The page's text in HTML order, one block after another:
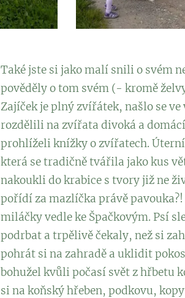
Také jste si jako malí snili o svém
pověděly o tom svém (- kromě
Zajíček je plný zvířátek, našlo se ve
rozdělili na zvířata divoká a
prohlíželi knížky o zvířatech.
která se tradičně tvářila jako kus
nakoukli do krabice s tvory již ne
pořídí za mazlíčka právě
miláčky vedle ke Špačkovým. Psí
podrbat a trpělivě čekaly, než si
pohrát si na zahradě a uklidit
bohužel kvůli počasí svět z hřbetu
si na koňský hřeben, podkovu,